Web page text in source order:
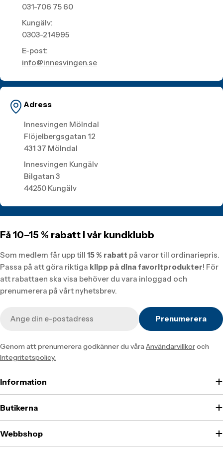
031-706 75 60
Kungälv:
0303-214995
E-post:
info@innesvingen.se
Adress
Innesvingen Mölndal
Flöjelbergsgatan 12
431 37 Mölndal
Innesvingen Kungälv
Bilgatan 3
44250 Kungälv
Få 10–15 % rabatt i vår kundklubb
Som medlem får upp till 15 % rabatt på varor till ordinariepris.
Passa på att göra riktiga klipp på dina favoritprodukter! För
att rabattaen ska visa behöver du vara inloggad och
prenumerera på vårt nyhetsbrev.
post
Prenumerera
Genom att prenumerera godkänner du våraAnvändarvillkoroch
Integritetspolicy.
Information
Butikerna
Webbshop